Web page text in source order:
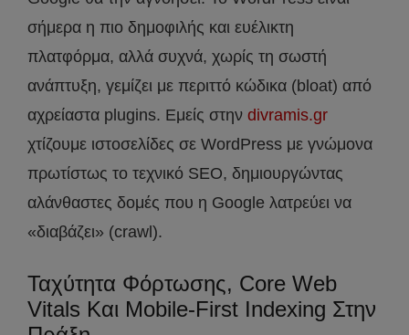
σήμερα η πιο δημοφιλής και ευέλικτη
πλατφόρμα, αλλά συχνά, χωρίς τη σωστή
ανάπτυξη, γεμίζει με περιττό κώδικα (bloat) από
αχρείαστα plugins. Εμείς στην divramis.gr
χτίζουμε ιστοσελίδες σε WordPress με γνώμονα
πρωτίστως το τεχνικό SEO, δημιουργώντας
αλάνθαστες δομές που η Google λατρεύει να
«διαβάζει» (crawl).
Ταχύτητα Φόρτωσης, Core Web
Vitals Και Mobile-First Indexing Στην